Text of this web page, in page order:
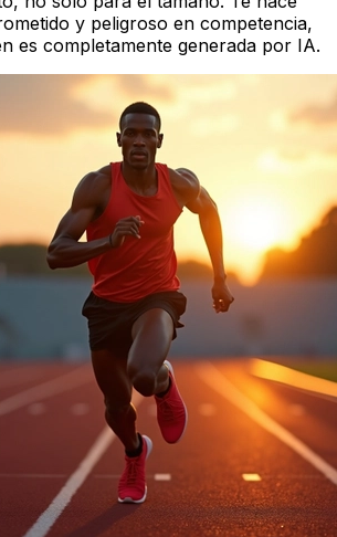
y peligroso en competencia,
es completamente generada por IA.